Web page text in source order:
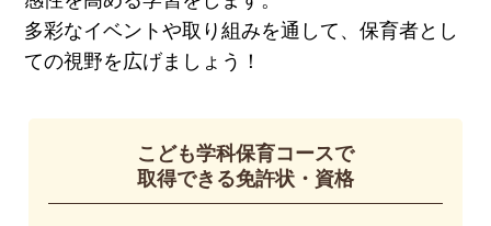
多彩なイベントや取り組みを通して、保育者とし
ての視野を広げましょう！
こども学科保育コースで
取得できる免許状・資格